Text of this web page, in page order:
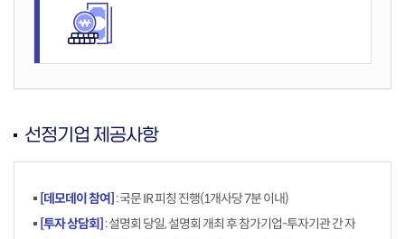
선정기업 제공사항
[데모데이 참여] : 국문 IR 피칭 진행(1개사당 7분 이내)
[투자 상담회] : 설명회 당일, 설명회 개최 후 참가기업-투자기관 간 자